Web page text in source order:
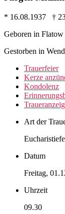
* 16.08.1937 †
Geboren in Flatow
Gestorben in
Trauer­feier
Kerze
Kondo­lenz
Art der
Datum
Freitag,
Uhrzeit
09.30